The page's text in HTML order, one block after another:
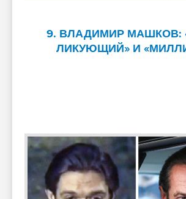
9. ВЛАДИМИР МАШКОВ:
ЛИКУЮЩИЙ» И